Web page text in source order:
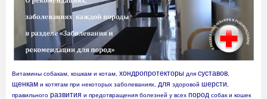
Витамины собакам, кошкам и котам, хондропротекторы для суставов
щенкам и котятам при некоторых заболеваниях, для здоровой шерсти
правильного развития и предотвращения болезней у всех пород собак и кошек